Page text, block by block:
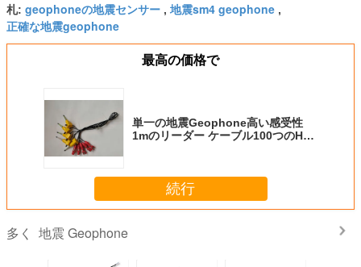
札: geophoneの地震センサー , 地震sm4 geophone ,
正確な地震geophone
最高の価格で
単一の地震Geophone高い感受性
1mのリーダー ケーブル100つのHz
続行
多く 地震 Geophone